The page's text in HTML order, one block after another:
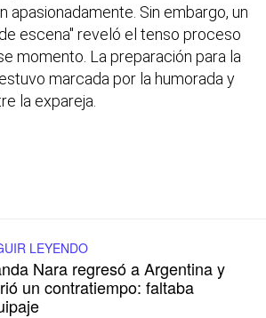
apasionadamente. Sin embargo, un
escena" reveló el tenso proceso
momento. La preparación para la
marcada por la humorada y
la expareja.
LEYENDO
Nara regresó a Argentina y
un contratiempo: faltaba